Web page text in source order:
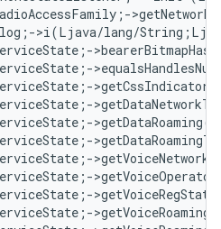
>i(Ljava/lang/